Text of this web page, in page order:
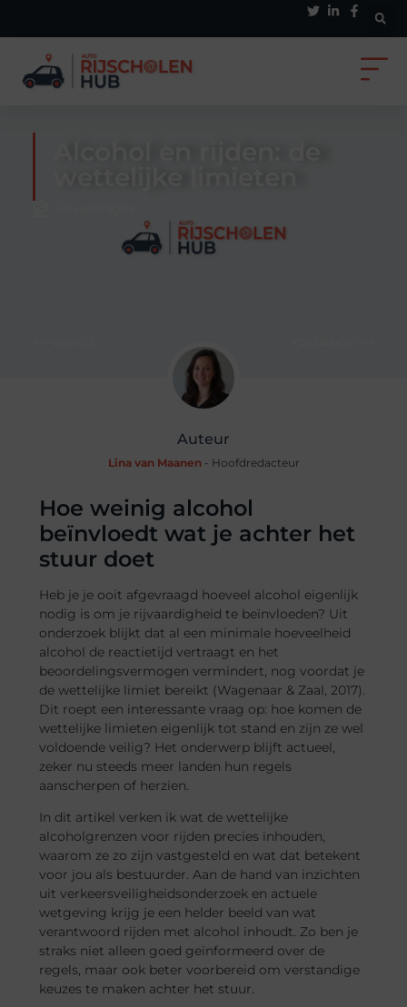
Auteur
Lina van Maanen- Hoofdredacteur
Hoe weinig alcohol
beïnvloedt wat je achter het
stuur doet
Heb je je ooit afgevraagd hoeveel alcohol eigenlijk
nodig is om je rijvaardigheid te beïnvloeden? Uit
onderzoek blijkt dat al een minimale hoeveelheid
alcohol de reactietijd vertraagt en het
beoordelingsvermogen vermindert, nog voordat je
de wettelijke limiet bereikt (Wagenaar & Zaal, 2017).
Dit roept een interessante vraag op: hoe komen de
wettelijke limieten eigenlijk tot stand en zijn ze wel
voldoende veilig? Het onderwerp blijft actueel,
zeker nu steeds meer landen hun regels
aanscherpen of herzien.
In dit artikel verken ik wat de wettelijke
alcoholgrenzen voor rijden precies inhouden,
waarom ze zo zijn vastgesteld en wat dat betekent
voor jou als bestuurder. Aan de hand van inzichten
uit verkeersveiligheidsonderzoek en actuele
wetgeving krijg je een helder beeld van wat
verantwoord rijden met alcohol inhoudt. Zo ben je
straks niet alleen goed geïnformeerd over de
regels, maar ook beter voorbereid om verstandige
keuzes te maken achter het stuur.